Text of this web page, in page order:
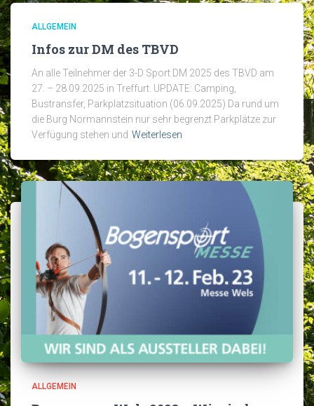
ALLGEMEIN
Infos zur DM des TBVD
An alle Teilnehmer der 3-D Sport DM 2025 des TBVD am
27. – 28.09.2025 in Treffurt. UPDATE: Camping,
Bustransfer, Parkplatzsituation (06.09.2025) Da rund um
die Burg Normannstein nur sehr begrenzt Parkplätze zur
Verfügung stehen und Weiterlesen
ALLGEMEIN